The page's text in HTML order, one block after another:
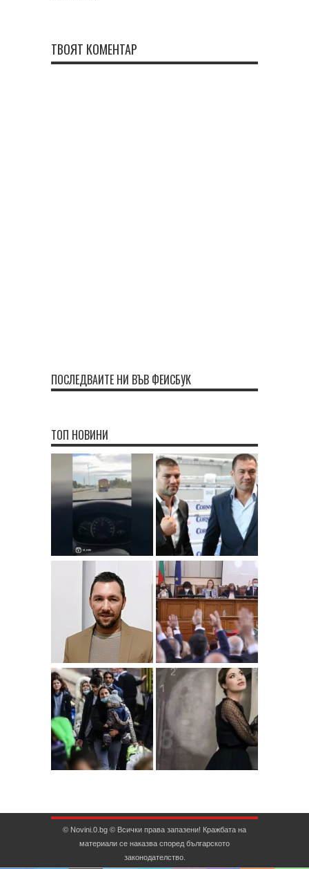
ТВОЯТ КОМЕНТАР
ПОСЛЕДВАЙТЕ НИ ВЪВ ФЕЙСБУК
ТОП НОВИНИ
© Novini.0.bg © Всички права запазени! Кражбата на
материали се наказва според българското
законодателство.